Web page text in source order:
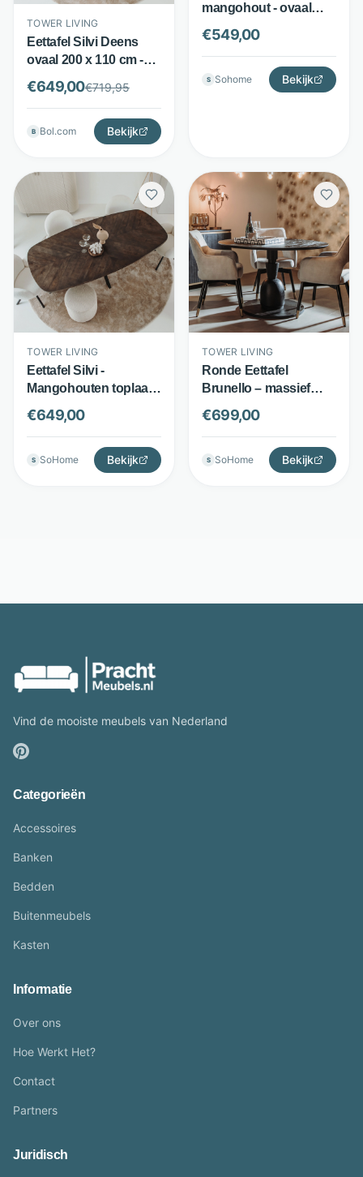
TOWER LIVING
Eettafel Silvi Deens
ovaal 200 x 110 cm -
Mangohout met
metalen spinpoot -
Zwart - Tower Living
€649,00€719,95
B Bol.com Bekijk
mangohout - ovaal
tafelblad - zwart -
Tower Living
€549,00
S Sohome Bekijk
TOWER LIVING
Eettafel Silvi -
Mangohouten toplaag
op plywood - Deens
ovaal met spinpoot -
Bruin - Tower Living
€649,00
S SoHome Bekijk
TOWER LIVING
Ronde Eettafel
Brunello – massief
mangohout – 130 cm –
zwart – Tower Living
€699,00
S SoHome Bekijk
Vind de mooiste meubels van Nederland
Categorieën
Accessoires
Banken
Bedden
Buitenmeubels
Kasten
Informatie
Over ons
Hoe Werkt Het?
Contact
Partners
Juridisch